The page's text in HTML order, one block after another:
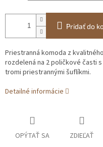
Pridať do
Priestranná komoda z
rozdelená na 2 poličkové časti
tromi priestrannými šuflíkmi.
Detailné informácie
OPÝTAŤ SA ZDIEĽAŤ